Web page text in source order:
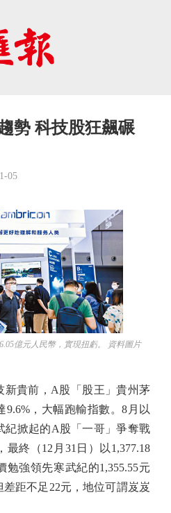
勢 科技股狂飆碾
05
億元人民幣，實現扭虧。 資料圖片
貴前，A股「股王」貴州茅
，大幅跑輸指數。8月以
紀掀起的A股「一哥」爭奪戰
終（12月31日）以1,377.18
強領先寒武紀的1,355.55元
距不足22元，地位可謂岌岌